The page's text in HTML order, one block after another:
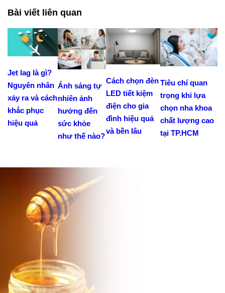
Bài viết liên quan
Jet lag là gì?
Nguyên nhân
xảy ra và cách
khắc phục
hiệu quả
Ánh sáng tự
nhiên ảnh
hưởng đến
sức khỏe
như thế nào?
Cách chọn đèn
LED tiết kiệm
điện cho gia
đình hiệu quả
và bền lâu
Tiêu chí quan
trọng khi lựa
chọn nha khoa
chất lượng cao
tại TP.HCM